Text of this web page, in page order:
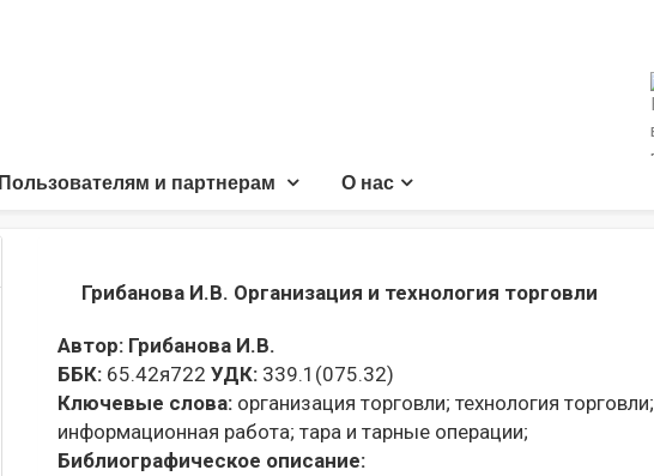
Пользователям и партнерам О нас
Грибанова И.В. Организация и технология торговли
Автор: Грибанова И.В.
ББК: 65.42я722 УДК: 339.1(075.32)
Ключевые слова: организация торговли; технология торговли;
информационная работа; тара и тарные операции;
Библиографическое описание: